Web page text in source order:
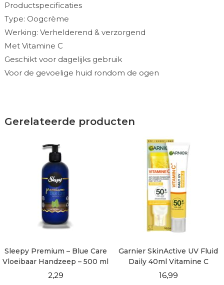
Productspecificaties
Type: Oogcrème
Werking: Verhelderend & verzorgend
Met Vitamine C
Geschikt voor dagelijks gebruik
Voor de gevoelige huid rondom de ogen
Gerelateerde producten
Sleepy Premium – Blue Care
Vloeibaar Handzeep – 500 ml
2,29
Garnier SkinActive UV Fluid
Daily 40ml Vitamine C
Invisible
16,99